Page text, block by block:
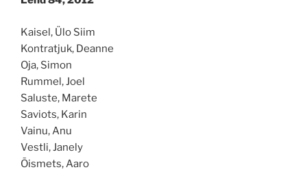
Kaisel, Ülo Siim
Kontratjuk, Deanne
Oja, Simon
Rummel, Joel
Saluste, Marete
Saviots, Karin
Vainu, Anu
Vestli, Janely
Õismets, Aaro